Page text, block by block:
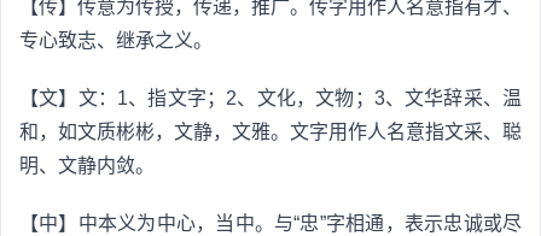
【传】传意为传授，传递，推广。传字用作人名意指有才、
专心致志、继承之义。
【文】文：1、指文字；2、文化，文物；3、文华辞采、温
和，如文质彬彬，文静，文雅。文字用作人名意指文采、聪
明、文静内敛。
【中】中本义为中心，当中。与“忠”字相通，表示忠诚或尽